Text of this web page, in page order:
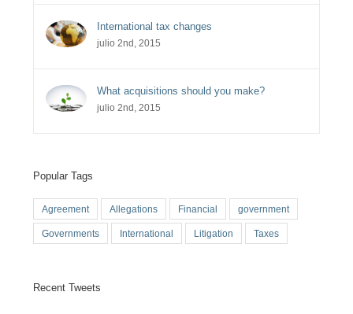
International tax changes
julio 2nd, 2015
What acquisitions should you make?
julio 2nd, 2015
Popular Tags
Agreement Allegations Financial government
Governments International Litigation Taxes
Recent Tweets